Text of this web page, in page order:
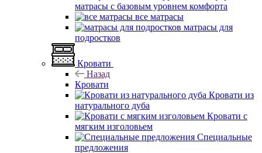
матрасы с базовым уровнем комфорта
все матрасы
матрасы для
подростков
Кровати
Назад
Кровати
Кровати из
натурального дуба
Кровати с
мягким изголовьем
Специальные
предложения